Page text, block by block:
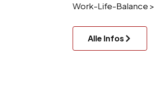
Work-Life-Balance >
Alle Infos